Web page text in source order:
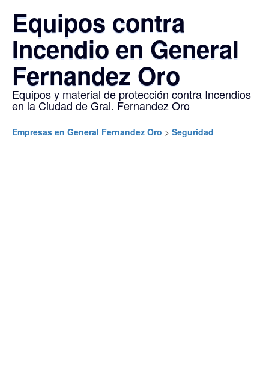
Equipos contra
Incendio en General
Fernandez Oro
Equipos y material de protección contra Incendios
en la Ciudad de Gral. Fernandez Oro
Empresas en General Fernandez Oro > Seguridad